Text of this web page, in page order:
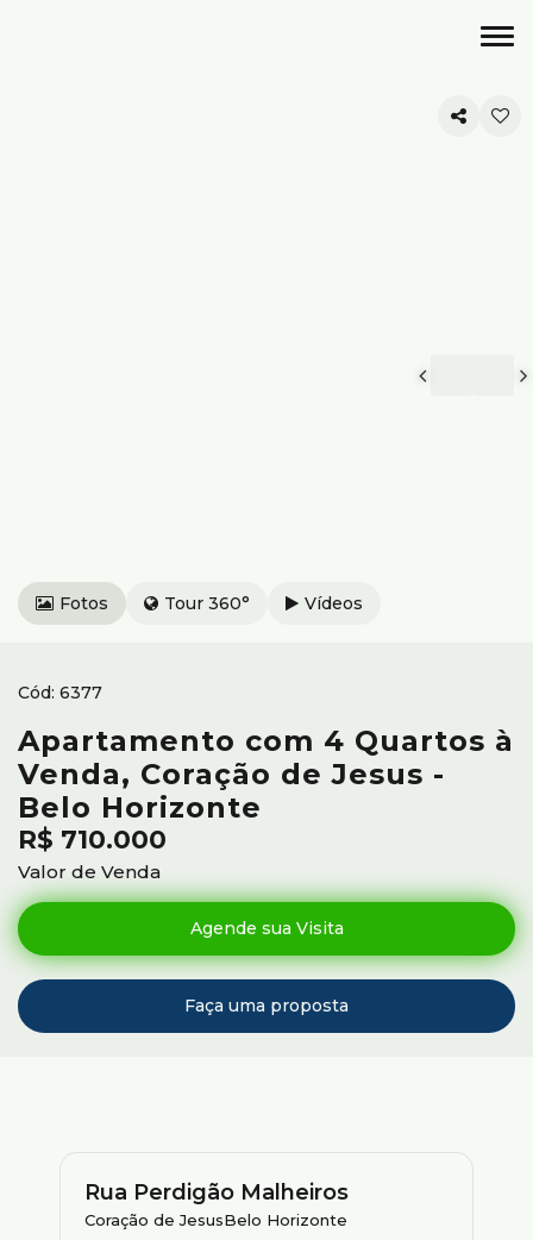
Fotos Tour 360° Vídeos
Apartamento com 4 Quartos à
Venda, Coração de Jesus -
Belo Horizonte
R$ 710.000
Valor de Venda
6377
Rua Perdigão Malheiros
Coração de JesusBelo Horizonte